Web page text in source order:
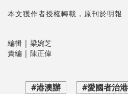
本文獲作者授權轉載，原刊於明報
編輯 | 梁婉芝
責編 | 陳正偉
#港澳辦 #愛國者治港